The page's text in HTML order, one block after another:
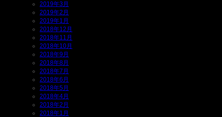
2019年3月
2019年2月
2019年1月
2018年12月
2018年11月
2018年10月
2018年9月
2018年8月
2018年7月
2018年6月
2018年5月
2018年4月
2018年2月
2018年1月